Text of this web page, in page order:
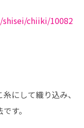
chiiki/10082
にして織り込み、
す。